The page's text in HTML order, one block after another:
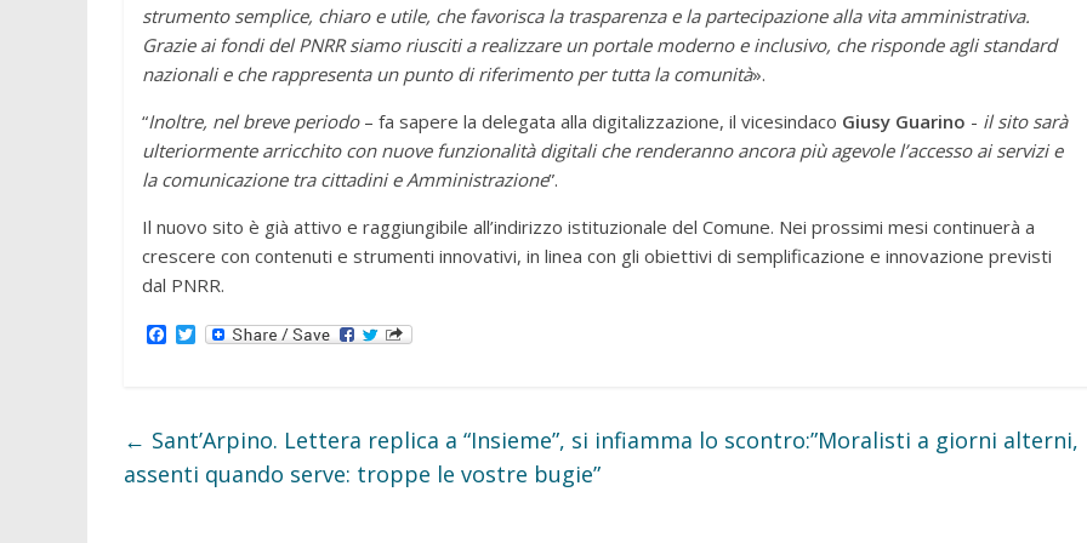
strumento semplice, chiaro e utile, che favorisca la trasparenza e la partecipazione alla vita amministrativa.
Grazie ai fondi del PNRR siamo riusciti a realizzare un portale moderno e inclusivo, che risponde agli standard
nazionali e che rappresenta un punto di riferimento per tutta la comunità».
“Inoltre, nel breve periodo– fa sapere la delegata alla digitalizzazione, il vicesindaco Giusy Guarino - il sito sarà
ulteriormente arricchito con nuove funzionalità digitali che renderanno ancora più agevole l’accesso ai servizi e
la comunicazione tra cittadini e Amministrazione”.
Il nuovo sito è già attivo e raggiungibile all’indirizzo istituzionale del Comune. Nei prossimi mesi continuerà a
crescere con contenuti e strumenti innovativi, in linea con gli obiettivi di semplificazione e innovazione previsti
dal PNRR.
o
o
k
T
e
r
← Sant’Arpino. Lettera replica a “Insieme”, si infiamma lo scontro:”Moralisti a giorni alterni,
assenti quando serve: troppe le vostre bugie”